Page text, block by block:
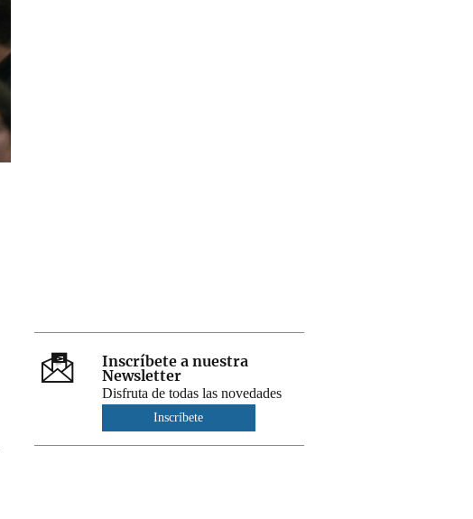
Inscríbete a nuestra
Newsletter
Disfruta de todas las novedades
Inscríbete